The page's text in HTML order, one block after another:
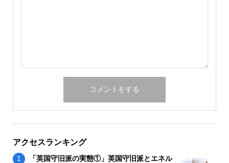
アクセスランキング
「英国守旧派の実態①」英国守旧派とエネル